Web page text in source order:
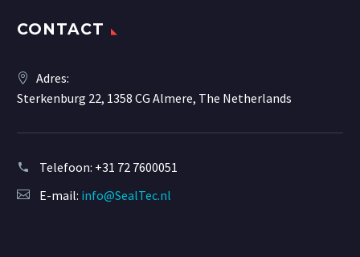
CONTACT
Adres:
Sterkenburg 22, 1358 CG Almere, The Netherlands
Telefoon: +31 72 7600051
E-mail: info@SealTec.nl